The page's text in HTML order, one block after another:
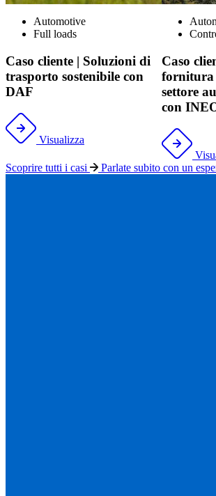
Automotive
Full loads
Caso cliente | Soluzioni di
trasporto sostenibile con
DAF
Visualizza
Caso
fornitura
settore
con
Scoprire tutti i casi
Parlate subito con un